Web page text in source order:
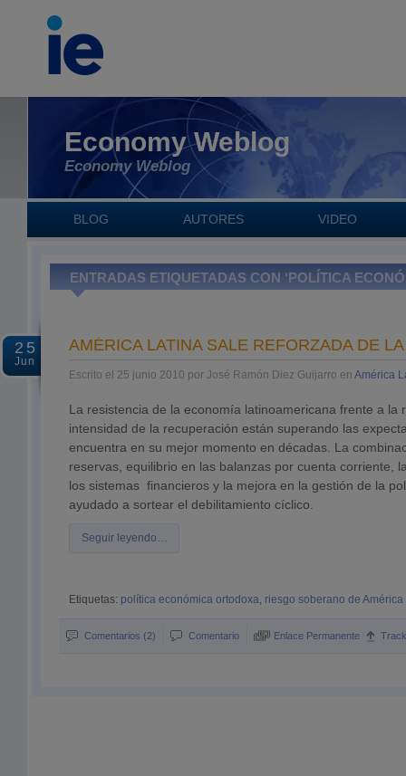
Economy Weblog
Economy Weblog
BLOG AUTORES VIDEO
ENTRADAS ETIQUETADAS CON ‘POLÍTICA
25
Jun
AMÉRICA LATINA SALE REFORZADA DE
Escrito el 25 junio 2010 por José Ramón Diez Guijarro en América
La resistencia de la economía latinoamericana frente a la
intensidad de la recuperación están superando las
encuentra en su mejor momento en décadas. La
reservas, equilibrio en las balanzas por cuenta corriente,
los sistemas financieros y la mejora en la gestión de la
ayudado a sortear el debilitamiento cíclico.
Seguir leyendo…
Etiquetas: política económica ortodoxa, riesgo soberano de
Comentarios (2) Comentario Enlace Permanente